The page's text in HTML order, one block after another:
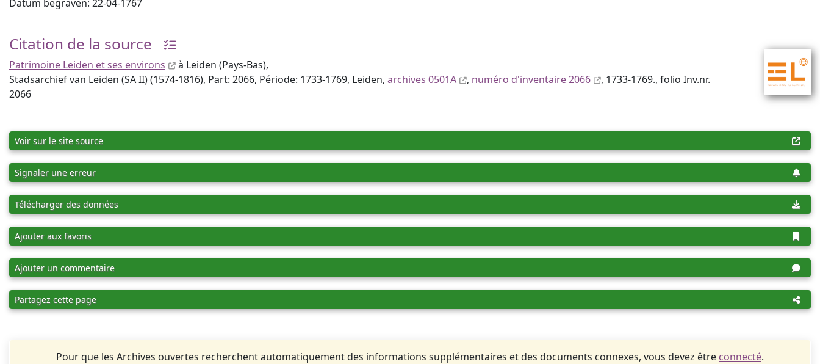
Datum begraven: 22-04-1767
Citation de la source
Patrimoine Leiden et ses environs
à Leiden (Pays-Bas),
Stadsarchief van Leiden (SA II) (1574-1816), Part: 2066, Période: 1733-1769, Leiden, archives 0501A , numéro d'inventaire 2066
, 1733-1769., folio Inv.nr.
2066
Voir sur le site source
Signaler une erreur
Télécharger des données
Ajouter aux favoris
Ajouter un commentaire
Partagez cette page
Pour que les Archives ouvertes recherchent automatiquement des informations supplémentaires et des documents connexes, vous devez être connecté.